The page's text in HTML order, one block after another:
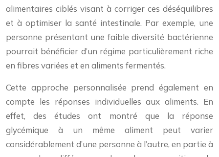
alimentaires ciblés visant à corriger ces déséquilibres
et à optimiser la santé intestinale. Par exemple, une
personne présentant une faible diversité bactérienne
pourrait bénéficier d’un régime particulièrement riche
en fibres variées et en aliments fermentés.
Cette approche personnalisée prend également en
compte les réponses individuelles aux aliments. En
effet, des études ont montré que la réponse
glycémique à un même aliment peut varier
considérablement d’une personne à l’autre, en partie à